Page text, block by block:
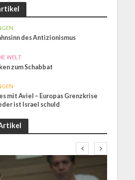
des Antizionismus
WELT
zum Schabbat
mit Aviel – Europas Grenzkrise
ist Israel schuld